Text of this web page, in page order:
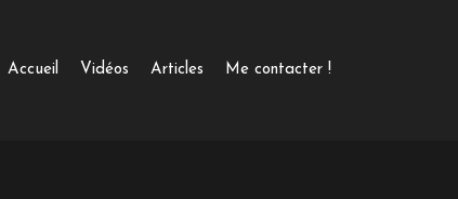
Accueil Vidéos Articles Me contacter !